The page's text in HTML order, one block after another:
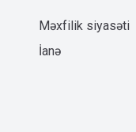
Məxfilik siyasəti
İanə